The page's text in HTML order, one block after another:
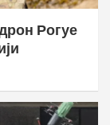
Рогуе